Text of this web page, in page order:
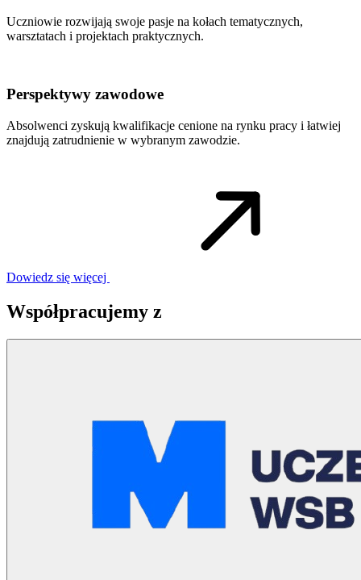
Uczniowie rozwijają swoje pasje na kołach tematycznych,
warsztatach i projektach praktycznych.
Perspektywy zawodowe
Absolwenci zyskują kwalifikacje cenione na rynku pracy i łatwiej
znajdują zatrudnienie w wybranym zawodzie.
Dowiedz się więcej
Współpracujemy z